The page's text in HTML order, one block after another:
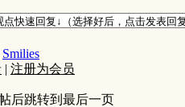
Smilies
| 注册为会员
后跳转到最后一页